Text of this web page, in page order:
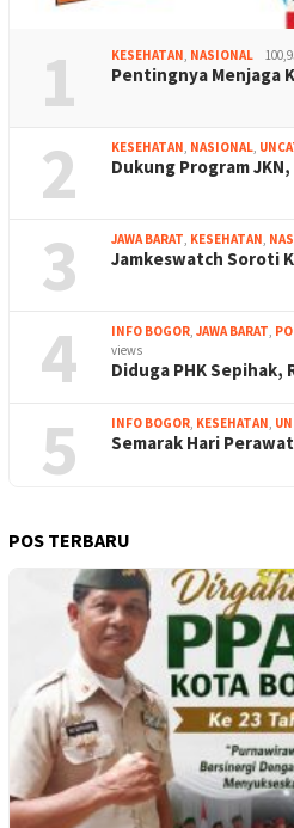
1 KESEHATAN, NASIONAL
Pentingnya Menjaga
2 KESEHATAN, NASIONAL,
Dukung Program
3 JAWA BARAT, KESEHATAN,
Jamkeswatch Soroti
4 INFO BOGOR, JAWA BARAT,
views
Diduga PHK Sepihak,
5 INFO BOGOR, KESEHATAN,
Semarak Hari
POS TERBARU